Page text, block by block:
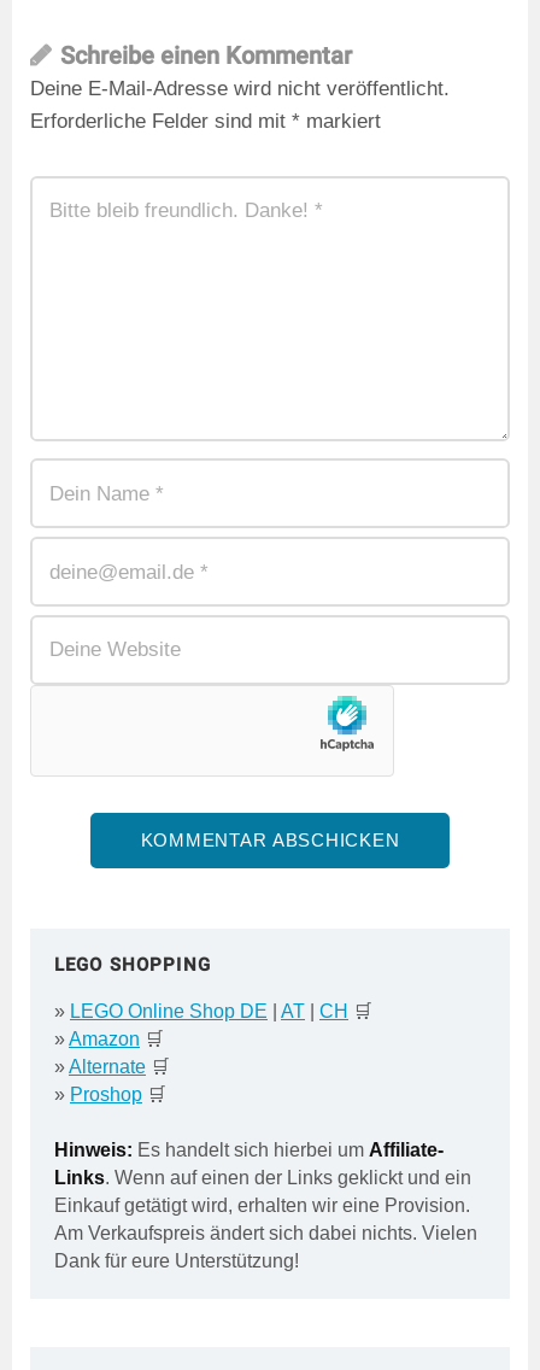
Schreibe einen Kommentar
Deine E-Mail-Adresse wird nicht veröffentlicht.
Erforderliche Felder sind mit * markiert
LEGO SHOPPING
» LEGO Online Shop DE AT CH 🛒
»Amazon 🛒
»Alternate 🛒
» Proshop 🛒
Hinweis: Es handelt sich hierbei um Affiliate-
Links. Wenn auf einen der Links geklickt und ein
Einkauf getätigt wird, erhalten wir eine Provision.
Am Verkaufspreis ändert sich dabei nichts. Vielen
Dank für eure Unterstützung!